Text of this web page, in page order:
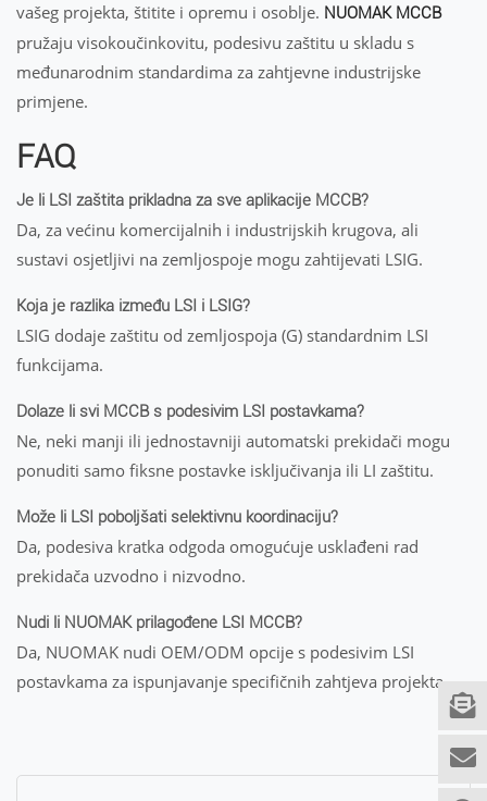
vašeg projekta, štitite i opremu i osoblje. NUOMAK MCCB
pružaju visokoučinkovitu, podesivu zaštitu u skladu s
međunarodnim standardima za zahtjevne industrijske
primjene.
FAQ
Je li LSI zaštita prikladna za sve aplikacije MCCB?
Da, za većinu komercijalnih i industrijskih krugova, ali
sustavi osjetljivi na zemljospoje mogu zahtijevati LSIG.
Koja je razlika između LSI i LSIG?
LSIG dodaje zaštitu od zemljospoja (G) standardnim LSI
funkcijama.
Dolaze li svi MCCB s podesivim LSI postavkama?
Ne, neki manji ili jednostavniji automatski prekidači mogu
ponuditi samo fiksne postavke isključivanja ili LI zaštitu.
Može li LSI poboljšati selektivnu koordinaciju?
Da, podesiva kratka odgoda omogućuje usklađeni rad
prekidača uzvodno i nizvodno.
Nudi li NUOMAK prilagođene LSI MCCB?
Da, NUOMAK nudi OEM/ODM opcije s podesivim LSI
postavkama za ispunjavanje specifičnih zahtjeva projekta.